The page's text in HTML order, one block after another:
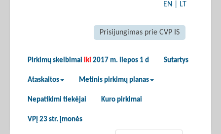
EN LT
Prisijungimas prie CVP IS
Pirkimų skelbimai iki 2017 m. liepos 1 d Sutartys
Ataskaitos Metinis pirkimų planas
Nepatikimi tiekėjai Kuro pirkimai
VPĮ 23 str. įmonės